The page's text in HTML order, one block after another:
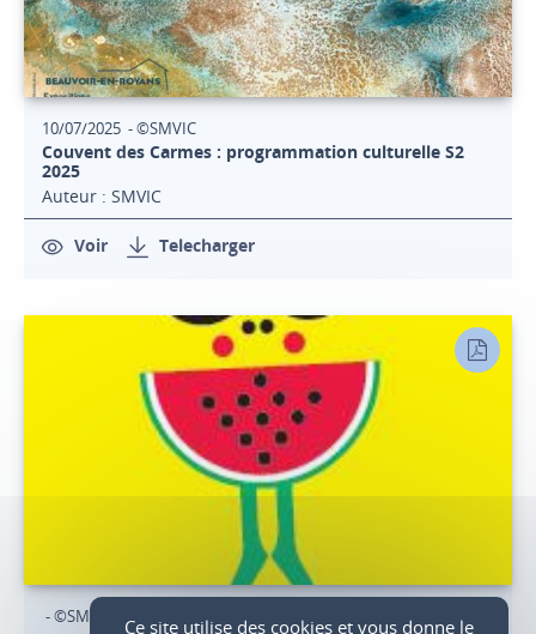
10/07/2025 - ©SMVIC
Couvent des Carmes : programmation culturelle S2
2025
Auteur : SMVIC
Voir Telecharger
- ©SMVIC Ce site utilise des cookies et vous donne le